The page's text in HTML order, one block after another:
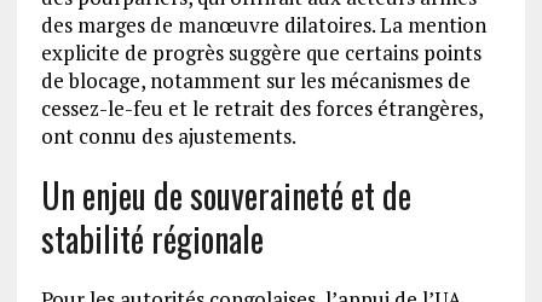
des marges de manœuvre dilatoires. La mention
explicite de progrès suggère que certains points
de blocage, notamment sur les mécanismes de
cessez-le-feu et le retrait des forces étrangères,
ont connu des ajustements.
Un enjeu de souveraineté et de
stabilité régionale